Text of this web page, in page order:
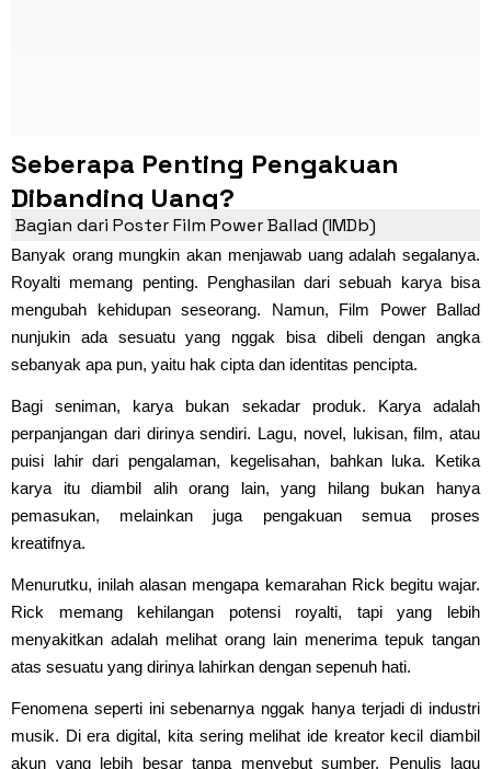
Seberapa Penting Pengakuan
Dibanding Uang?
Bagian dari Poster Film Power Ballad (IMDb)
Banyak orang mungkin akan menjawab uang adalah segalanya.
Royalti memang penting. Penghasilan dari sebuah karya bisa
mengubah kehidupan seseorang. Namun, Film Power Ballad
nunjukin ada sesuatu yang nggak bisa dibeli dengan angka
sebanyak apa pun, yaitu hak cipta dan identitas pencipta.
Bagi seniman, karya bukan sekadar produk. Karya adalah
perpanjangan dari dirinya sendiri. Lagu, novel, lukisan, film, atau
puisi lahir dari pengalaman, kegelisahan, bahkan luka. Ketika
karya itu diambil alih orang lain, yang hilang bukan hanya
pemasukan, melainkan juga pengakuan semua proses
kreatifnya.
Menurutku, inilah alasan mengapa kemarahan Rick begitu wajar.
Rick memang kehilangan potensi royalti, tapi yang lebih
menyakitkan adalah melihat orang lain menerima tepuk tangan
atas sesuatu yang dirinya lahirkan dengan sepenuh hati.
Fenomena seperti ini sebenarnya nggak hanya terjadi di industri
musik. Di era digital, kita sering melihat ide kreator kecil diambil
akun yang lebih besar tanpa menyebut sumber. Penulis lagu